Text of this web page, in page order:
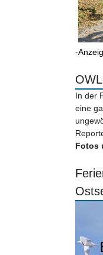
-
In der
eine
Fotos